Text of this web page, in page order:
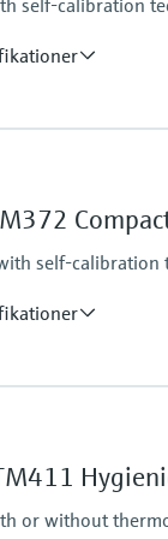
self-calibration
self-
or without